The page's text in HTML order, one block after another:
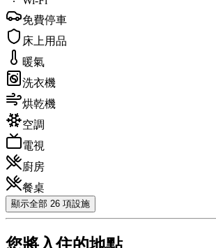
免費停車
床上用品
暖氣
洗衣機
烘乾機
空調
電視
廚房
餐桌
顯示全部 26 項設施